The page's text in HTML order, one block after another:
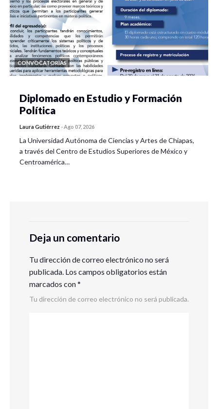
CONVOCATORIAS
Diplomado en Estudio y Formación
Política
Laura Gutiérrez -Ago 07, 2026
La Universidad Autónoma de Ciencias y Artes de Chiapas,
a través del Centro de Estudios Superiores de México y
Centroamérica…
Deja un comentario
Tu dirección de correo electrónico no será
publicada. Los campos obligatorios están
marcados con*
Tu dirección de correo electrónico no será publicada.